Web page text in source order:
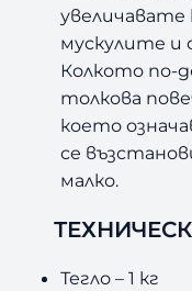
мускулите
Колкото по-
толкова
което
се
малко.
Тегло – 1 кг